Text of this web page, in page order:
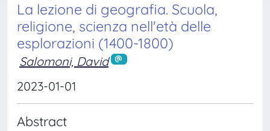
La lezione di geografia. Scuola,
religione, scienza nell'età delle
esplorazioni (1400-1800)
Salomoni, David
2023-01-01
Abstract